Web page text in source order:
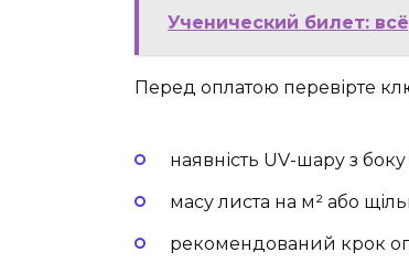
Ученический билет:
Перед оплатою перевірте
наявність UV-шару з
масу листа на м² або
рекомендований крок